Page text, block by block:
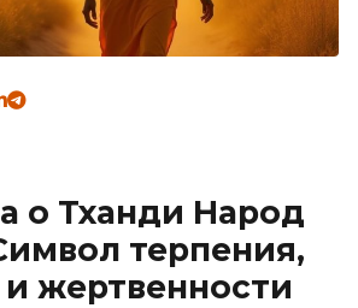
о Тханди Народ
терпения,
жертвенности